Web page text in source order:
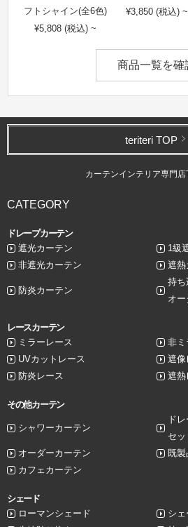
フトシャイン(全6色)
¥5,808 (税込) ~
¥3,850 (税込) ~
商品一覧を確
teriteri TOP
カーテンインテリア専門店
CATEGORY
ドレープカーテン
遮光カーテン
1級
非遮光カーテン
遮熱
防炎カーテン
持ち
オ
レースカーテン
ミラーレース
非ミ
UVカットレース
遮像
防炎レース
遮熱
その他カーテン
シャワーカーテン
ド
セッ
オーダーカーテン
既
カフェカーテン
シェード
ローマンシェード
シェ